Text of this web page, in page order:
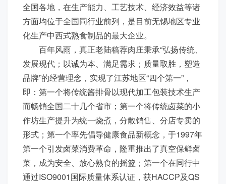
全国各地，在生产能力、工艺技术、经济效益等诸
方面均位于全国同行业前列，是目前无锡地区专业
化生产中西式熟食制品的最大企业。
百年风雨，真正老陆稿荐肉庄秉承“弘扬传统、
发展现代；以诚为本、满足需求；质量取胜，塑造
品牌”的经营理念，实现了江苏地区“四个第一”，
即：第一个将传统酱排骨以现代加工包装技术生产
而畅销全国二十几个省市；第一个将传统卤菜的小
作坊生产提升为统一烧煮，分散销售、分店专卖的
形式；第一个率先倡导健康食品新概念，于1997年
第一个引发卤菜消费革命，隆重推出了真空保鲜卤
菜，成为安全、放心熟食的摇篮；第一个在同行中
通过ISO9001国际质量体系认证，获HACCP及QS